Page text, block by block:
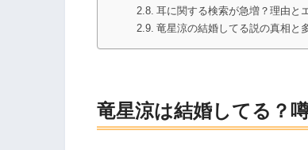
耳に関する検索が急増？理由と
竜星涼の結婚してる説の真相と
竜星涼は結婚してる？